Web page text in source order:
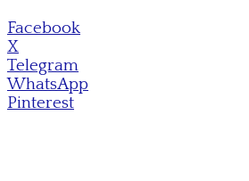
Facebook
X
Telegram
WhatsApp
Pinterest